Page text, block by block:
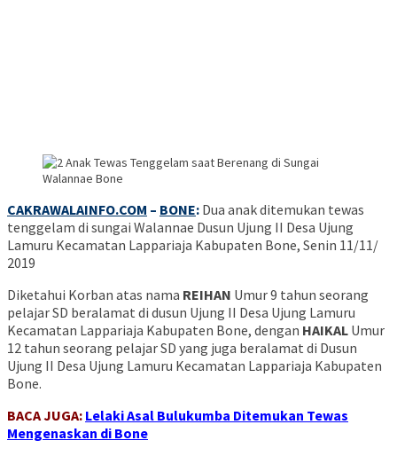
CAKRAWALAINFO.COM – BONE: Dua anak ditemukan tewas
tenggelam di sungai Walannae Dusun Ujung II Desa Ujung
Lamuru Kecamatan Lappariaja Kabupaten Bone, Senin 11/11/
2019
Diketahui Korban atas nama REIHAN Umur 9 tahun seorang
pelajar SD beralamat di dusun Ujung II Desa Ujung Lamuru
Kecamatan Lappariaja Kabupaten Bone, dengan HAIKAL Umur
12 tahun seorang pelajar SD yang juga beralamat di Dusun
Ujung II Desa Ujung Lamuru Kecamatan Lappariaja Kabupaten
Bone.
BACA JUGA: Lelaki Asal Bulukumba Ditemukan Tewas
Mengenaskan di Bone